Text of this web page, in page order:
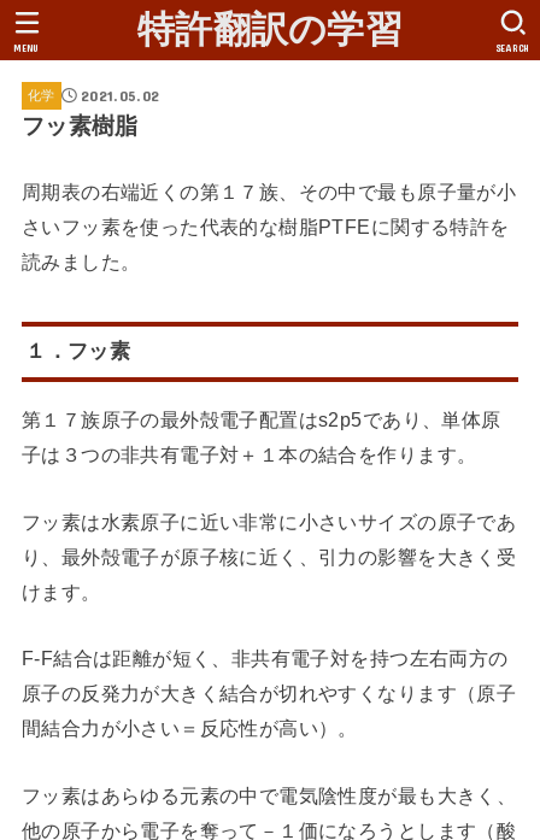
特許翻訳の学習 SEARCH
MENU
化学 2021.05.02
フッ素樹脂
周期表の右端近くの第１７族、その中で最も原子量が小
さいフッ素を使った代表的な樹脂PTFEに関する特許を
読みました。
１．フッ素
第１７族原子の最外殻電子配置はs2p5であり、単体原
子は３つの非共有電子対＋１本の結合を作ります。
フッ素は水素原子に近い非常に小さいサイズの原子であ
り、最外殻電子が原子核に近く、引力の影響を大きく受
けます。
F-F結合は距離が短く、非共有電子対を持つ左右両方の
原子の反発力が大きく結合が切れやすくなります（原子
間結合力が小さい＝反応性が高い）。
フッ素はあらゆる元素の中で電気陰性度が最も大きく、
他の原子から電子を奪って－１価になろうとします（酸